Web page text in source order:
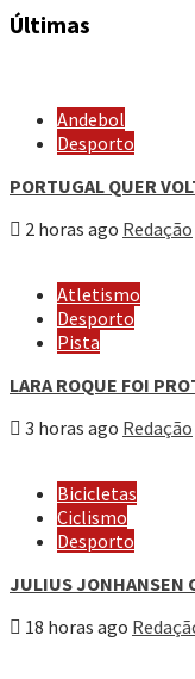
Últimas
Andebol
Desporto
PORTUGAL QUER
2 horas ago Redação
Atletismo
Desporto
Pista
LARA ROQUE FOI
3 horas ago Redação
Bicicletas
Ciclismo
Desporto
JULIUS JONHANSEN
18 horas ago